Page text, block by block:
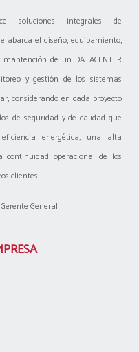
soluciones integrales de
abarca el diseño, equipamiento,
de un DATACENTER
y gestión de los sistemas
considerando en cada proyecto
de seguridad y de calidad que
energética, una alta
continuidad operacional de los
clientes.
General